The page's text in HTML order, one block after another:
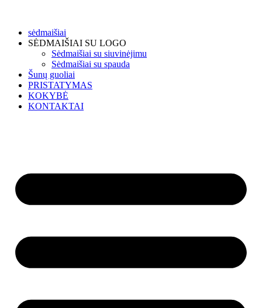
sėdmaišiai
SĖDMAIŠIAI SU LOGO
Sėdmaišiai su siuvinėjimu
Sėdmaišiai su spauda
Šunų guoliai
PRISTATYMAS
KOKYBĖ
KONTAKTAI